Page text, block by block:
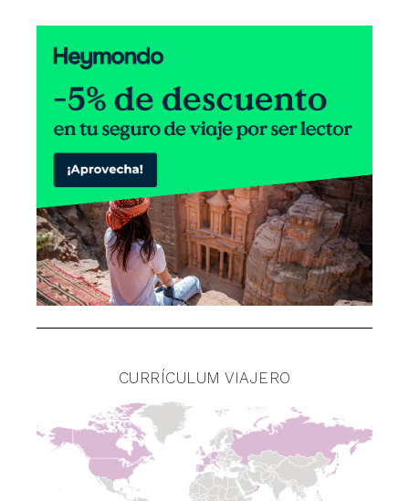
CURRÍCULUM VIAJERO